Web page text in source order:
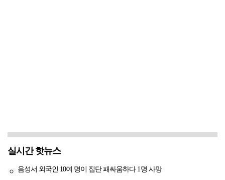
실시간 핫뉴스
음성서 외국인 10여 명이 집단 패싸움하다 1명 사망